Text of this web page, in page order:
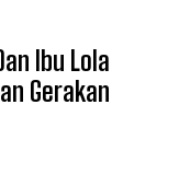
Ibu Lola
Gerakan